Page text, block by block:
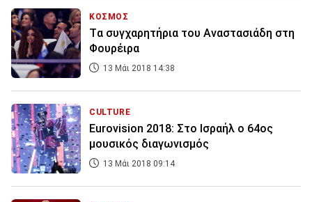
ΚΟΣΜΟΣ
Tα συγχαρητήρια του Αναστασιάδη στη
Φουρέιρα
13 Μάι 2018 14:38
CULTURE
Eurovision 2018: Στο Ισραήλ ο 64ος
μουσικός διαγωνισμός
13 Μάι 2018 09:14